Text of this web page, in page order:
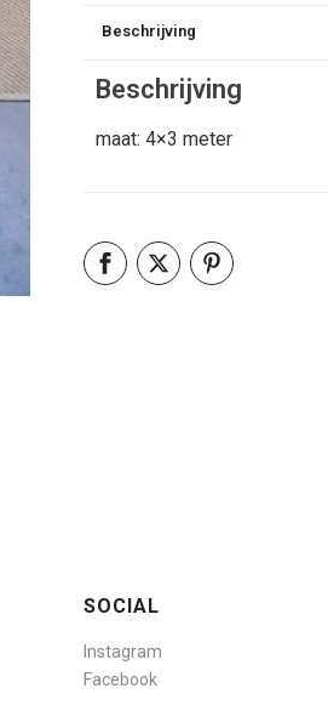
Beschrijving
Beschrijving
maat: 4×3 meter
SOCIAL
Instagram
Facebook